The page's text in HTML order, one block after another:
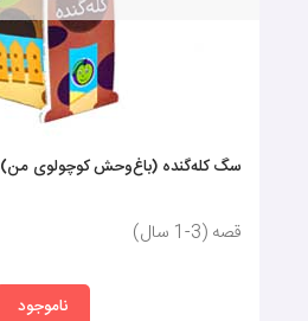
سگ کله‌گنده (باغ‌وحش کوچولوی من)
قصه (3-1 سال)
ناموجود